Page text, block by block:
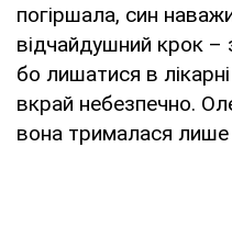
погіршала, син
відчайдушний крок –
бо лишатися в
вкрай небезпечно.
вона трималася лише